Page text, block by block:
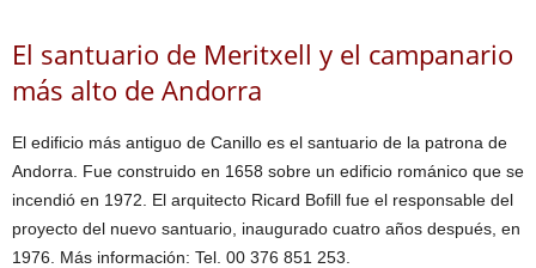
El santuario de Meritxell y el campanario
más alto de Andorra
El edificio más antiguo de Canillo es el santuario de la patrona de
Andorra. Fue construido en 1658 sobre un edificio románico que se
incendió en 1972. El arquitecto Ricard Bofill fue el responsable del
proyecto del nuevo santuario, inaugurado cuatro años después, en
1976. Más información: Tel. 00 376 851 253.